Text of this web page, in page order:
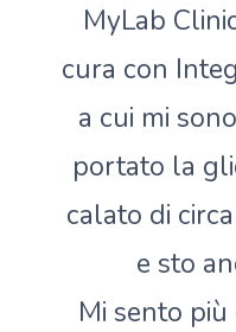
MyLab
cura con
a cui mi
portato la
calato di
e sto
Mi sento